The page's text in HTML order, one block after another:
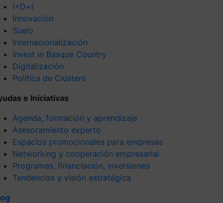
I+D+i
Innovación
Suelo
Internacionalización
Invest in Basque Country
Digitalización
Política de Clústers
e Iniciativas
Agenda, formación y aprendizaje
Asesoramiento experto
Espacios promocionales para empresas
Networking y cooperación empresarial
Programas, financiación, inversiones
Tendencias y visión estratégica